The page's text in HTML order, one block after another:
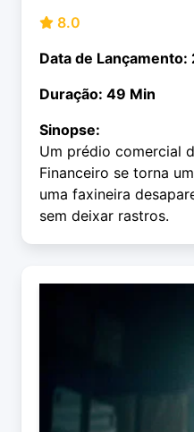
8.0
Data de
Duração: 49 Min
Sinopse:
Um prédio comercial
Financeiro se torna
uma faxineira
sem deixar rastros.